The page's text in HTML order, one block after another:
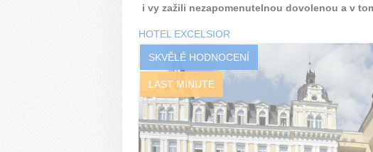
i vy zažili nezapomenutelnou dovolenou a v
HOTEL EXCELSIOR
SKVĚLÉ HODNOCENÍ
LAST MINUTE